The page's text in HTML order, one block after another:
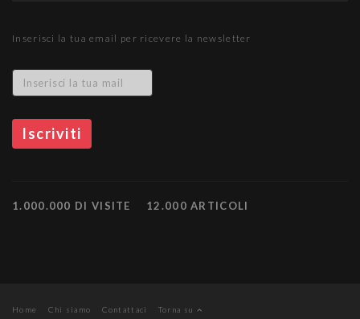
Inserisci la tua email per ricevere la newsletter
1.000.000 DI VISITE 12.000 ARTICOLI
Home Chi siamo Contattaci Torna su